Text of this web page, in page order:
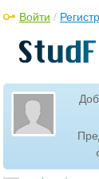
Войти /
кернинг,
интервалы,
(расчетный
•
системах
принципы